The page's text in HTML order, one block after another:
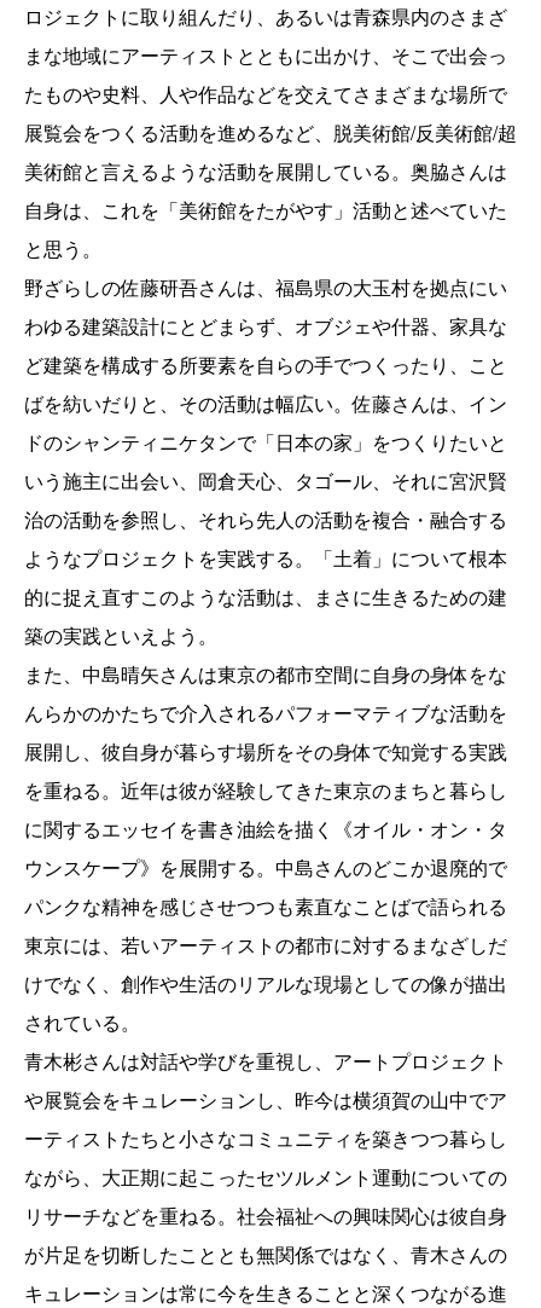
ロジェクトに取り組んだり、あるいは青森県内のさまざ
まな地域にアーティストとともに出かけ、そこで出会っ
たものや史料、人や作品などを交えてさまざまな場所で
展覧会をつくる活動を進めるなど、脱美術館/反美術館/超
美術館と言えるような活動を展開している。奥脇さんは
自身は、これを「美術館をたがやす」活動と述べていた
と思う。
野ざらしの佐藤研吾さんは、福島県の大玉村を拠点にい
わゆる建築設計にとどまらず、オブジェや什器、家具な
ど建築を構成する所要素を自らの手でつくったり、こと
ばを紡いだりと、その活動は幅広い。佐藤さんは、イン
ドのシャンティニケタンで「日本の家」をつくりたいと
いう施主に出会い、岡倉天心、タゴール、それに宮沢賢
治の活動を参照し、それら先人の活動を複合・融合する
ようなプロジェクトを実践する。「土着」について根本
的に捉え直すこのような活動は、まさに生きるための建
築の実践といえよう。
また、中島晴矢さんは東京の都市空間に自身の身体をな
んらかのかたちで介入されるパフォーマティブな活動を
展開し、彼自身が暮らす場所をその身体で知覚する実践
を重ねる。近年は彼が経験してきた東京のまちと暮らし
に関するエッセイを書き油絵を描く《オイル・オン・タ
ウンスケープ》を展開する。中島さんのどこか退廃的で
パンクな精神を感じさせつつも素直なことばで語られる
東京には、若いアーティストの都市に対するまなざしだ
けでなく、創作や生活のリアルな現場としての像が描出
されている。
青木彬さんは対話や学びを重視し、アートプロジェクト
や展覧会をキュレーションし、昨今は横須賀の山中でア
ーティストたちと小さなコミュニティを築きつつ暮らし
ながら、大正期に起こったセツルメント運動についての
リサーチなどを重ねる。社会福祉への興味関心は彼自身
が片足を切断したこととも無関係ではなく、青木さんの
キュレーションは常に今を生きることと深くつながる進